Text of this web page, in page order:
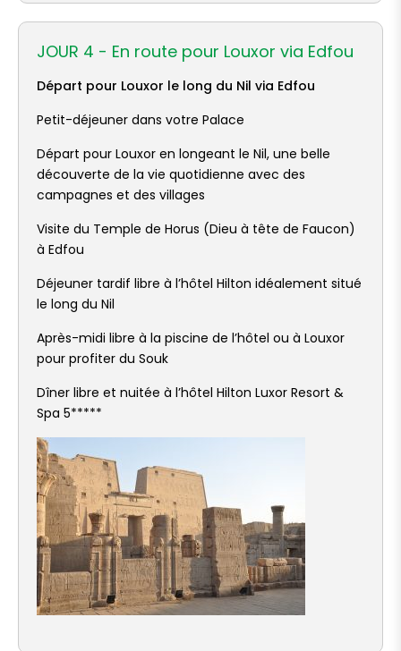
JOUR 4 - En route pour Louxor via Edfou
Départ pour Louxor le long du Nil via Edfou
Petit-déjeuner dans votre Palace
Départ pour Louxor en longeant le Nil, une belle
découverte de la vie quotidienne avec des
campagnes et des villages
Visite du Temple de Horus (Dieu à tête de Faucon)
à Edfou
Déjeuner tardif libre à l’hôtel Hilton idéalement situé
le long du Nil
Après-midi libre à la piscine de l’hôtel ou à Louxor
pour profiter du Souk
Dîner libre et nuitée à l’hôtel Hilton Luxor Resort &
Spa 5*****